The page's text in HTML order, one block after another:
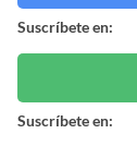
Suscríbete en:
Suscríbete en: